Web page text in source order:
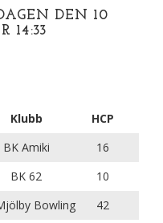
DEN 10
14:33
Klubb
HCP
BK Amiki
16
BK 62
10
Bowling
42